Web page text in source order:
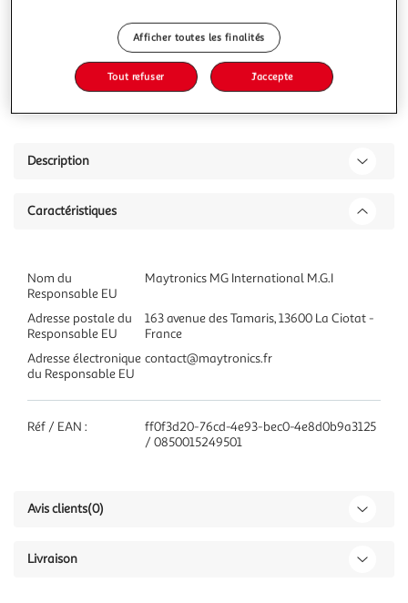
120,04€
Ajouter au panier
Ajouter à une liste
Description
Caractéristiques
Nom du
Responsable EU
Maytronics MG International M.G.I
Adresse postale du
Responsable EU
163 avenue des Tamaris, 13600 La Ciotat -
France
Adresse électronique
du Responsable EU
contact@maytronics.fr
Réf / EAN :
ff0f3d20-76cd-4e93-bec0-4e8d0b9a3125
/ 0850015249501
Avis clients(0)
Livraison
Afficher toutes les finalités
Tout refuser J'accepte